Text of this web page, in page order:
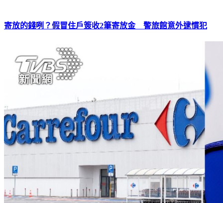
寄放的錢咧？假冒住戶簽收2筆寄放金 警旅館意外逮慣犯